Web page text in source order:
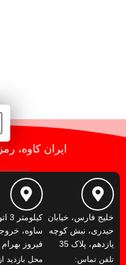
ایران کاوه،
خلیج فارس، خیابان
حیدری، نبش کوچه
یازدهم، پلاک 35
تلفن تماس:
ساوه،
فیروز
محل بازدید